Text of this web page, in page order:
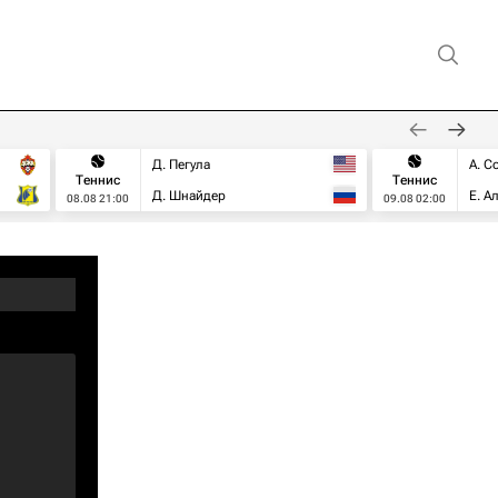
Теннис
08.08 21:00
Д. Пегула
Д. Шнайдер
Теннис
09.08 02:00
А.
Е.